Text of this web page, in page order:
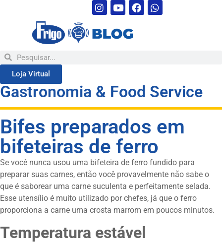
Loja Virtual
Gastronomia & Food Service
Bifes preparados em
bifeteiras de ferro
Se você nunca usou uma bifeteira de ferro fundido para
preparar suas carnes, então você provavelmente não sabe o
que é saborear uma carne suculenta e perfeitamente selada.
Esse utensílio é muito utilizado por chefes, já que o ferro
proporciona a carne uma crosta marrom em poucos minutos.
Temperatura estável